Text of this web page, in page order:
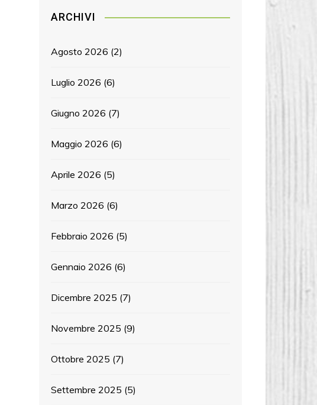
ARCHIVI
Agosto 2026 (2)
Luglio 2026 (6)
Giugno 2026 (7)
Maggio 2026 (6)
Aprile 2026 (5)
Marzo 2026 (6)
Febbraio 2026 (5)
Gennaio 2026 (6)
Dicembre 2025 (7)
Novembre 2025 (9)
Ottobre 2025 (7)
Settembre 2025 (5)